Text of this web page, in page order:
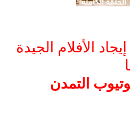
الأفلام الجيدة
التمدن